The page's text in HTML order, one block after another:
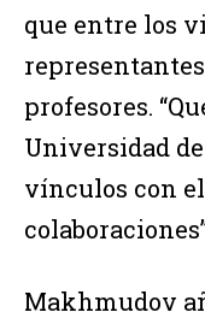
que entre los
profesores.
Universidad
vínculos con
Makhmudov